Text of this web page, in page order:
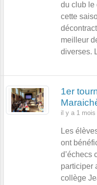
du club le
cette
meilleur
diverses.
1er
il y a 1 mois
Les
ont
d’échecs
participer
collège